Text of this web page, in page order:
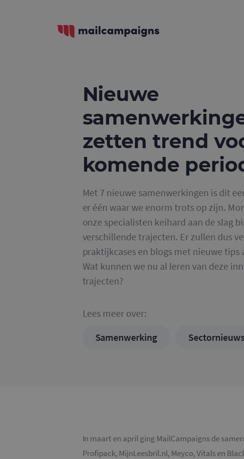
Nieuwe
zetten trend
komende
Met 7 nieuwe samenwerkingen is dit
er één waar we enorm trots op zijn.
onze specialisten keihard aan de slag
verschillende trajecten. Er zullen dus
praktijkcases en blogs met nieuwe tips
Wat kunnen we nu al leren van deze
trajecten?
Lees meer over:
Samenwerking
Sectornieuws
In maart en april ging MailCampaigns de
Profipack, MijnLeesbril.nl, Meyco, Vitals en